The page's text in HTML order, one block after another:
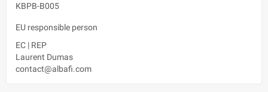
KBPB-B005
EU responsible person
EC | REP
Laurent Dumas
contact@albafi.com